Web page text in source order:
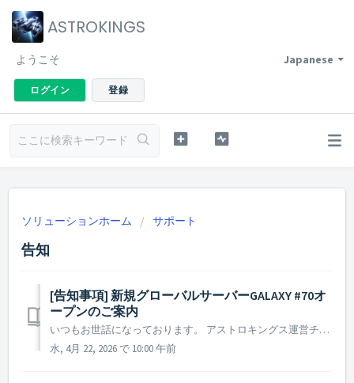
ASTROKINGS
Japanese
ようこそ
ログイン 登録
ソリューションホーム サポート
告知
[告知事項] 新規グローバルサーバーGALAXY #70オ
ープンのご案内
いつもお世話になっております。 アストロキングス運営チームです。 新規グローバルサーバーGALAXY #70をオープンすることとなりましたので、ご案内いたします。 ▶ 新規グローバルサーバーGALAXY #70オープンのご案内 - オープン日時：2026年4月22日定期メンテナンス終了後 ...
水, 4月 22, 2026 で 10:00 午前